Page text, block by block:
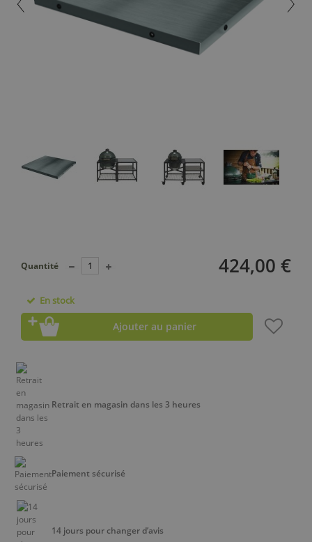
424,00 €
Quantité
En stock
Ajouter au panier
Retrait en magasin dans les 3 heures
Paiement sécurisé
14 jours pour changer d’avis